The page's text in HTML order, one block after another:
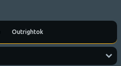
Outrightok